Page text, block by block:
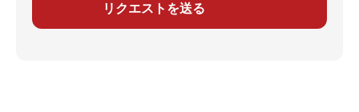
リクエストを送る